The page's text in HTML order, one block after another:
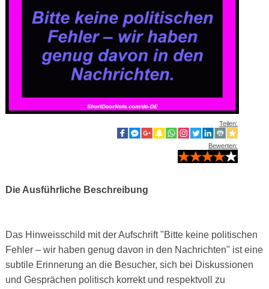
Teilen:
Bewerten:
Die Ausführliche Beschreibung
Das Hinweisschild mit der Aufschrift "Bitte keine politischen
Fehler – wir haben genug davon in den Nachrichten" ist eine
subtile Erinnerung an die Besucher, sich bei Diskussionen
und Gesprächen politisch korrekt und respektvoll zu